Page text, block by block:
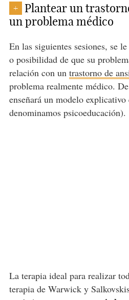
+
Plantear un
un problema médico
En las siguientes sesiones, se
o posibilidad de que su
relación con un trastorno de
problema realmente médico.
enseñará un modelo
denominamos psicoeducación).
La terapia ideal para realizar
terapia de Warwick y